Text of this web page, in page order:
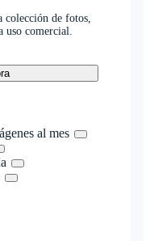
colección de fotos,
uso comercial.
al mes